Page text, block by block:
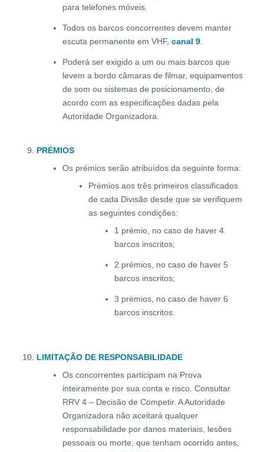
para telefones móveis.
Todos os barcos concorrentes devem manter
escuta permanente em VHF, canal 9.
Poderá ser exigido a um ou mais barcos que
levem a bordo câmaras de filmar, equipamentos
de som ou sistemas de posicionamento, de
acordo com as especificações dadas pela
Autoridade Organizadora.
PRÉMIOS
Os prémios serão atribuídos da seguinte forma:
Prémios aos três primeiros classificados
de cada Divisão desde que se verifiquem
as seguintes condições:
1 prémio, no caso de haver 4
barcos inscritos;
2 prémios, no caso de haver 5
barcos inscritos;
3 prémios, no caso de haver 6
barcos inscritos.
LIMITAÇÃO DE RESPONSABILIDADE
Os concorrentes participam na Prova
inteiramente por sua conta e risco. Consultar
RRV 4 – Decisão de Competir. A Autoridade
Organizadora não aceitará qualquer
responsabilidade por danos materiais, lesões
pessoais ou morte, que tenham ocorrido antes,